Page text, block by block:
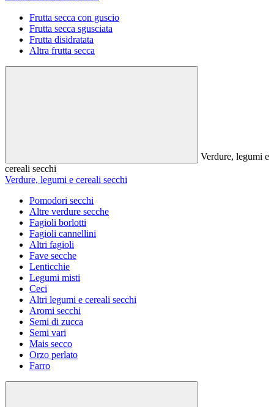
Frutta secca con guscio
Frutta secca sgusciata
Frutta disidratata
Altra frutta secca
Verdure, legumi e
cereali secchi
Verdure, legumi e cereali secchi
Pomodori secchi
Altre verdure secche
Fagioli borlotti
Fagioli cannellini
Altri fagioli
Fave secche
Lenticchie
Legumi misti
Ceci
Altri legumi e cereali secchi
Aromi secchi
Semi di zucca
Semi vari
Mais secco
Orzo perlato
Farro